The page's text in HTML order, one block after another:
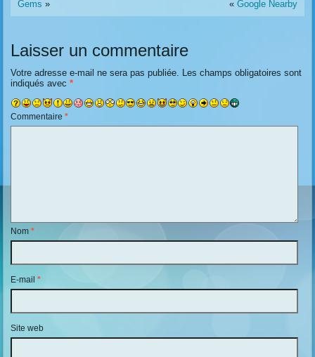
Gems » « Google Nearby
Laisser un commentaire
Votre adresse e-mail ne sera pas publiée. Les champs obligatoires sont
indiqués avec*
Commentaire*
Nom*
E-mail*
Site web